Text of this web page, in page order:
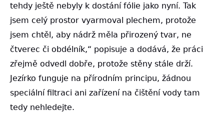
tehdy ještě nebyly k dostání fólie jako nyní. Tak
jsem celý prostor vyarmoval plechem, protože
jsem chtěl, aby nádrž měla přirozený tvar, ne
čtverec či obdélník,“ popisuje a dodává, že práci
zřejmě odvedl dobře, protože stěny stále drží.
Jezírko funguje na přírodním principu, žádnou
speciální filtraci ani zařízení na čištění vody tam
tedy nehledejte.